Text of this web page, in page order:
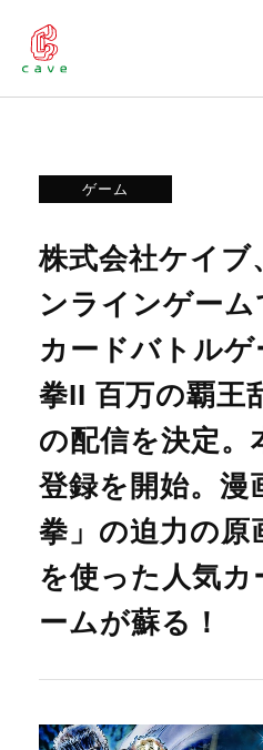
ゲーム
株式会社ケイブ
ンラインゲー
カードバトル
拳II 百万の覇王
の配信を決定。
登録を開始。漫
拳」の迫力の原
を使った人気
ームが蘇る！